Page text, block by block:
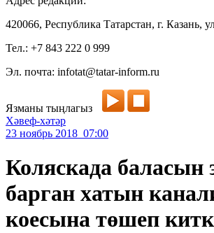
420066, Республика Татарстан, г. Казань,
Тел.: +7 843 222 0 999
Эл. почта: infotat@tatar-inform.ru
Язманы тыңлагыз
Хәвеф-хәтәр
23 ноябрь 2018 07:00
Коляскада баласын
барган хатын
коесына төшеп